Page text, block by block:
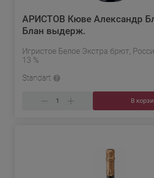
АРИСТОВ Кюве Александр
Блан выдерж.
Игристое Белое Экстра брют,
13 %
Standart
В